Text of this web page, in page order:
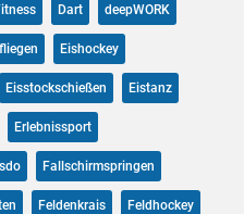
Dart deepWORK
Eishockey
Eisstockschießen Eistanz
Erlebnissport
Fallschirmspringen
Feldenkrais Feldhockey